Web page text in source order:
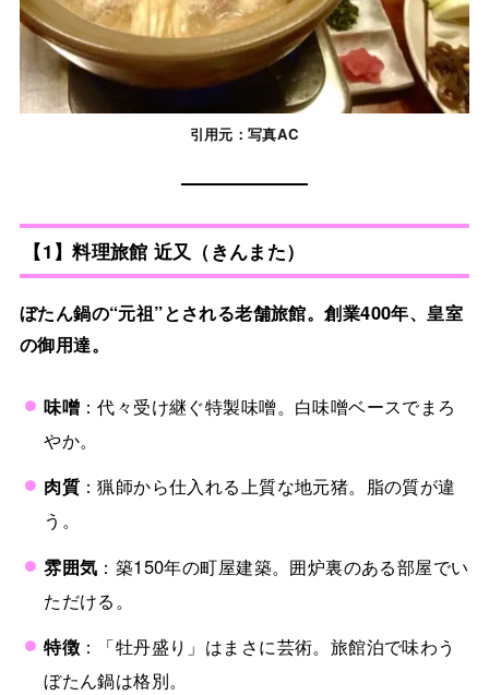
引用元：写真AC
【1】料理旅館 近又（きんまた）
ぼたん鍋の“元祖”とされる老舗旅館。創業400年、皇室
の御用達。
味噌：代々受け継ぐ特製味噌。白味噌ベースでまろ
やか。
肉質：猟師から仕入れる上質な地元猪。脂の質が違
う。
雰囲気 ：築150年の町屋建築。囲炉裏のある部屋でい
ただける。
特徴：「牡丹盛り」はまさに芸術。旅館泊で味わう
ぼたん鍋は格別。